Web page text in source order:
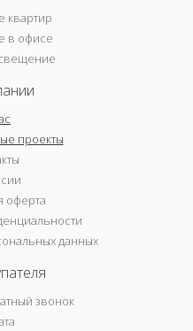
в офисе
проекты
оферта
данных
звонок